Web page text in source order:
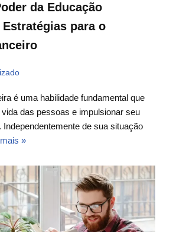
da Educação
para o
é uma habilidade fundamental que
das pessoas e impulsionar seu
de sua situação
»